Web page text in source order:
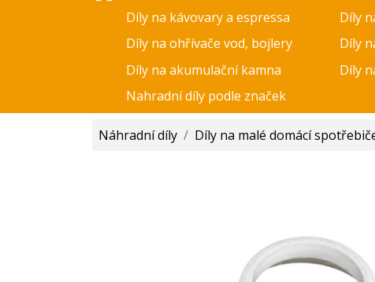
Díly na kávovary a espressa
Díly
Díly na ohřívače vod, bojlery
Díly
Díly na akumulační kamna
Díly
Nahradní díly podle značek
Náhradní díly / Díly na malé domácí